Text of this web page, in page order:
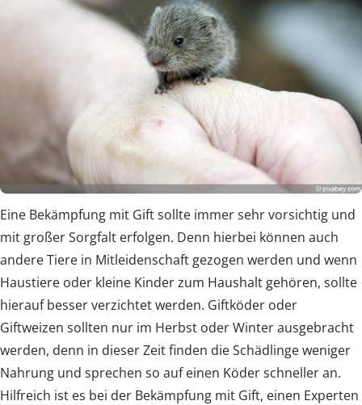
Eine Bekämpfung mit Gift sollte immer sehr vorsichtig und
mit großer Sorgfalt erfolgen. Denn hierbei können auch
andere Tiere in Mitleidenschaft gezogen werden und wenn
Haustiere oder kleine Kinder zum Haushalt gehören, sollte
hierauf besser verzichtet werden. Giftköder oder
Giftweizen sollten nur im Herbst oder Winter ausgebracht
werden, denn in dieser Zeit finden die Schädlinge weniger
Nahrung und sprechen so auf einen Köder schneller an.
Hilfreich ist es bei der Bekämpfung mit Gift, einen Experten